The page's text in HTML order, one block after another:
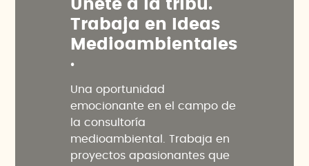
Únete a a tri bu.
Tra baja en d eas
M ed ioam bienta es
.
Una oportunidad
emocionante en el campo de
la consultoría
medioambiental. Trabaja en
proyectos apasionantes que